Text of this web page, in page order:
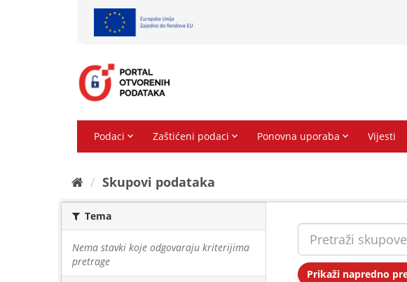
Skupovi podаtаkа
Tema
Nema stavki koje odgovaraju kriterijima
pretrage
Prikaži napredno